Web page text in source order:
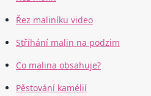
Řez maliníku video
Stříhání malin na podzim
Co malina obsahuje?
Pěstování kamélií